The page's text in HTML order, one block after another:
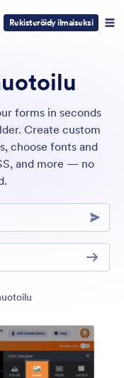
Rekisteröidy ilmaiseksi
forms in seconds
Create custom
choose fonts and
and more — no